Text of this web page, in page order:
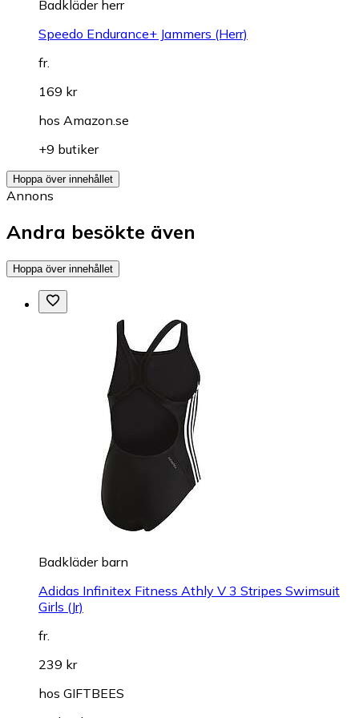
Badkläder herr
Speedo Endurance+ Jammers (Herr)
fr.
169 kr
hos Amazon.se
+9 butiker
Hoppa över innehållet
Annons
Andra besökte även
Hoppa över innehållet
Badkläder barn
Adidas Infinitex Fitness Athly V 3 Stripes Swimsuit
Girls (Jr)
fr.
239 kr
hos GIFTBEES